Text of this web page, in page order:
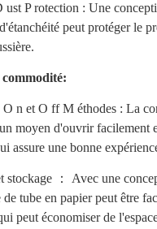
ust Protection : Une
peut protéger le
commodité:
O n et O ffM éthodes : La
moyen d'ouvrir facilement
assure une bonne
stockage ： Avec une
de tube en papier peut être
peut économiser de